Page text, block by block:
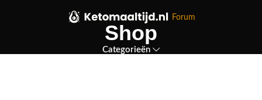
Forum
Shop
Categorieën